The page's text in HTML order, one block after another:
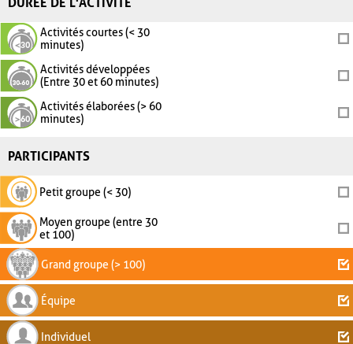
Activités courtes (< 30
minutes)
Activités développées
(Entre 30 et 60 minutes)
Activités élaborées (> 60
minutes)
PARTICIPANTS
Petit groupe (< 30)
Moyen groupe (entre 30
et 100)
Grand groupe (> 100)
Équipe
Individuel